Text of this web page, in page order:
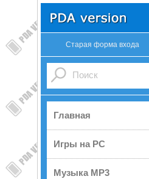
Старая форма входа
Главная
Игры на PC
Музыка MP3